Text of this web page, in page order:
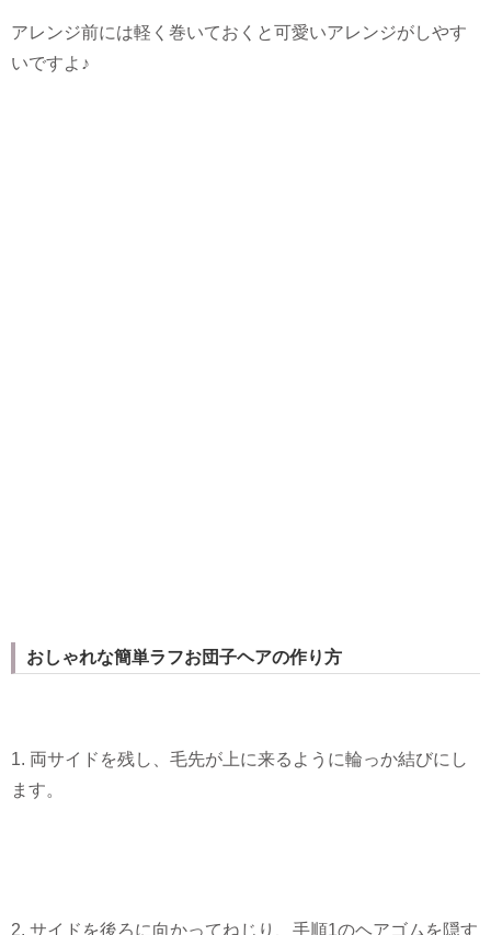
アレンジ前には軽く巻いておくと可愛いアレンジがしやす
いですよ♪
おしゃれな簡単ラフお団子ヘアの作り方
1. 両サイドを残し、毛先が上に来るように輪っか結びにし
ます。
2. サイドを後ろに向かってねじり、手順1のヘアゴムを隠す